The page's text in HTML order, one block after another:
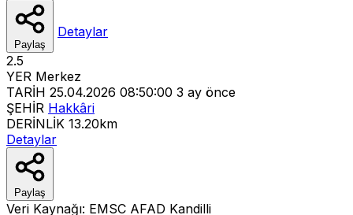
Paylaş
Detaylar
2.5
YER Merkez
TARİH 25.04.2026 08:50:00 3 ay önce
ŞEHİR Hakkâri
DERİNLİK 13.20km
Detaylar
Paylaş
Veri Kaynağı: EMSC AFAD Kandilli